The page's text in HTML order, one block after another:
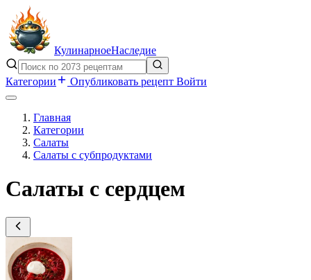
КулинарноеНаследие
Категории Опубликовать рецепт Войти
Главная
Категории
Салаты
Салаты с субпродуктами
Салаты с сердцем